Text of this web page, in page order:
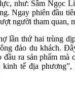
như: Sâm Ngọc
Ngay phiên đầu
người tham quan,
lần thứ hai trùng
đảo du khách.
ra sản phẩm mà
kinh tế địa